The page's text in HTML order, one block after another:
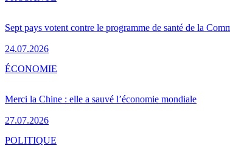
Sept pays votent contre le programme de santé de la
24.07.2026
Merci la Chine : elle a sauvé l’économie mondiale
27.07.2026
ÉCONOMIE
POLITIQUE